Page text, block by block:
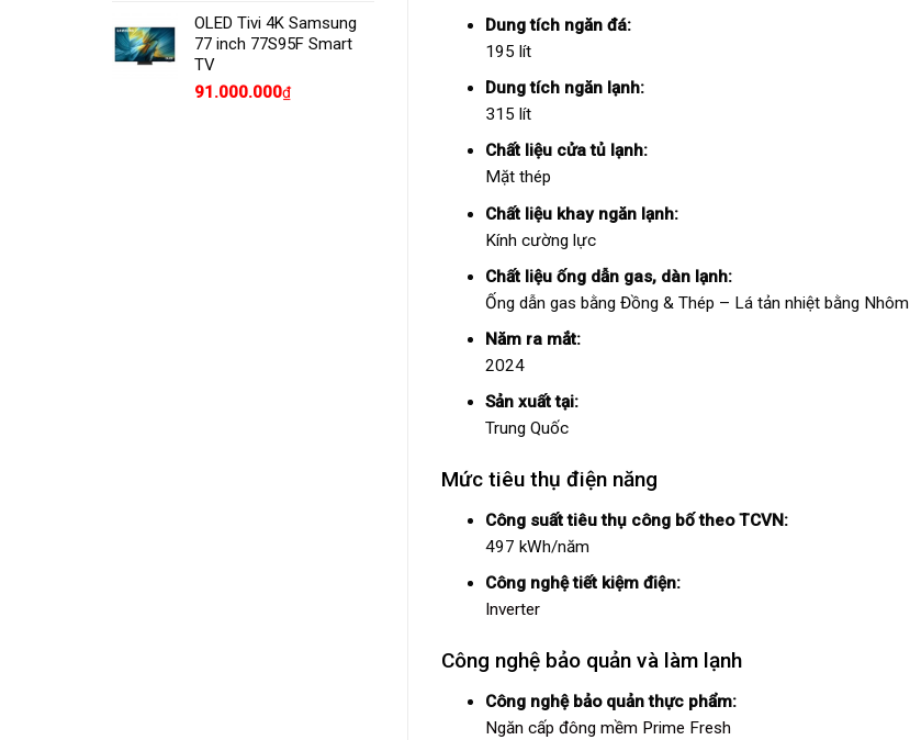
Dung tích ngăn đá:
195 lít
Dung tích ngăn lạnh:
315 lít
Chất liệu cửa tủ lạnh:
Mặt thép
Chất liệu khay ngăn lạnh:
Kính cường lực
Chất liệu ống dẫn gas, dàn lạnh:
Ống dẫn gas bằng Đồng & Thép – Lá tản nhiệt bằng Nhôm
Năm ra mắt:
2024
Sản xuất tại:
Trung Quốc
Mức tiêu thụ điện năng
Công suất tiêu thụ công bố theo TCVN:
497 kWh/năm
Công nghệ tiết kiệm điện:
Inverter
Công nghệ bảo quản và làm lạnh
Công nghệ bảo quản thực phẩm:
Ngăn cấp đông mềm Prime Fresh
OLED Tivi 4K Samsung
77 inch 77S95F Smart
TV
91.000.000₫